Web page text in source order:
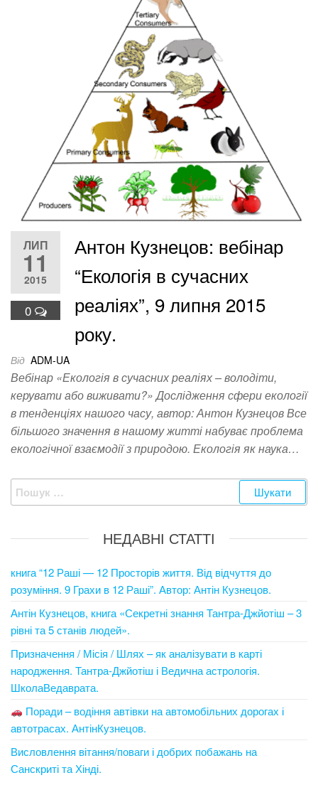
ЛИП
11
2015
0
Антон Кузнецов: вебінар
“Екологія в сучасних
реаліях”, 9 липня 2015
року.
Від ADM-UA
Вебінар «Екологія в сучасних реаліях – володіти,
керувати або виживати?» Дослідження сфери екології
в тенденціях нашого часу, автор: Антон Кузнецов Все
більшого значення в нашому житті набуває проблема
екологічної взаємодії з природою. Екологія як наука…
Пошук:
НЕДАВНІ СТАТТІ
книга “12 Раші — 12 Просторів життя. Від відчуття до
розуміння. 9 Грахи в 12 Раші”. Автор: Антін Кузнецов.
Антін Кузнецов, книга «Секретні знання Тантра-Джйотіш – 3
рівні та 5 станів людей».
Призначення / Місія / Шлях – як аналізувати в карті
народження. Тантра-Джйотіш і Ведична астрологія.
ШколаВедаврата.
Поради – водіння автівки на автомобільних дорогах і
автотрасах. АнтінКузнецов.
Висловлення вітання/поваги і добрих побажань на
Санскриті та Хінді.